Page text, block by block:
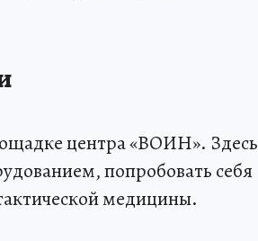
центра «ВОИН». Здесь
попробовать себя
медицины.